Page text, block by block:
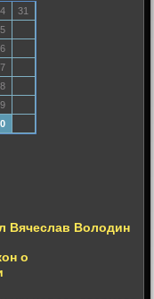
31
Вячеслав Володин
о